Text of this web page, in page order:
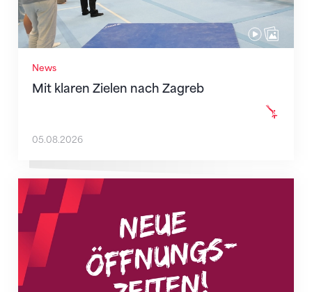
News
Mit klaren Zielen nach Zagreb
05.08.2026
Neue Empfangszeiten ab 1. August 2026